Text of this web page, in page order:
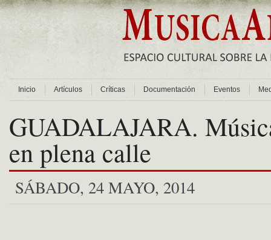
Inicio Artículos Críticas Documentación Eventos
GUADALAJARA.
en plena calle
SÁBADO, 24 MAYO, 2014